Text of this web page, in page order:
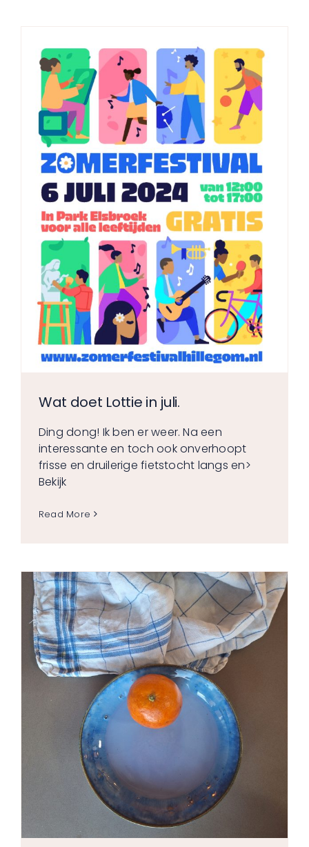
Wat doet Lottie in juli.
Ding dong! Ik ben er weer. Na een
interessante en toch ook onverhoopt
frisse en druilerige fietstocht langs en>
Bekijk
Read More